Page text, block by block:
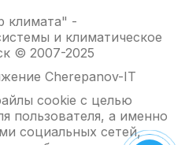
климата" -
и климатическое
© 2007-2025
Cherepanov-IT
cookie с целью
пользователя, а именно
социальных сетей,